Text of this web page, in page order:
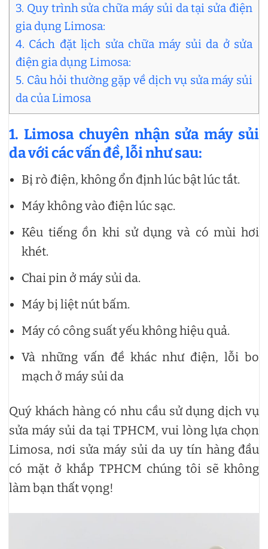
3. Quy trình sửa chữa máy sủi da tại sửa điện
gia dụng Limosa:
4. Cách đặt lịch sửa chữa máy sủi da ở sửa
điện gia dụng Limosa:
5. Câu hỏi thường gặp về dịch vụ sửa máy sủi
da của Limosa
1. Limosa chuyên nhận sửa máy sủi
da với các vấn đề, lỗi như sau:
Bị rò điện, không ổn định lúc bật lúc tắt.
Máy không vào điện lúc sạc.
Kêu tiếng ồn khi sử dụng và có mùi hơi
khét.
Chai pin ở máy sủi da.
Máy bị liệt nút bấm.
Máy có công suất yếu không hiệu quả.
Và những vấn đề khác như điện, lỗi bo
mạch ở máy sủi da
Quý khách hàng có nhu cầu sử dụng dịch vụ
sửa máy sủi da tại TPHCM, vui lòng lựa chọn
Limosa, nơi sửa máy sủi da uy tín hàng đầu
có mặt ở khắp TPHCM chúng tôi sẽ không
làm bạn thất vọng!